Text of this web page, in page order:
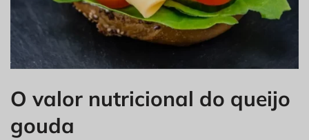
O valor nutricional do queijo
gouda